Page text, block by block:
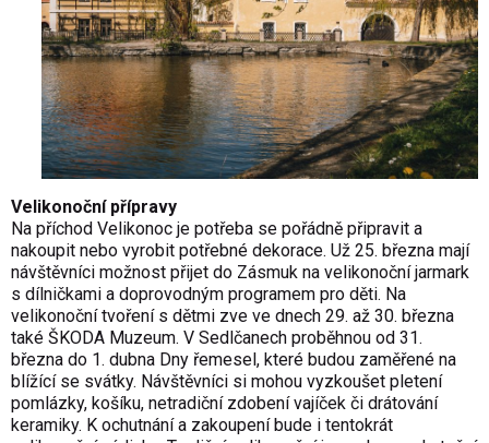
Velikonoční přípravy
Na příchod Velikonoc je potřeba se pořádně připravit a
nakoupit nebo vyrobit potřebné dekorace. Už 25. března mají
návštěvníci možnost přijet do Zásmuk na velikonoční jarmark
s dílničkami a doprovodným programem pro děti. Na
velikonoční tvoření s dětmi zve ve dnech 29. až 30. března
také ŠKODA Muzeum. V Sedlčanech proběhnou od 31.
března do 1. dubna Dny řemesel, které budou zaměřené na
blížící se svátky. Návštěvníci si mohou vyzkoušet pletení
pomlázky, košíku, netradiční zdobení vajíček či drátování
keramiky. K ochutnání a zakoupení bude i tentokrát